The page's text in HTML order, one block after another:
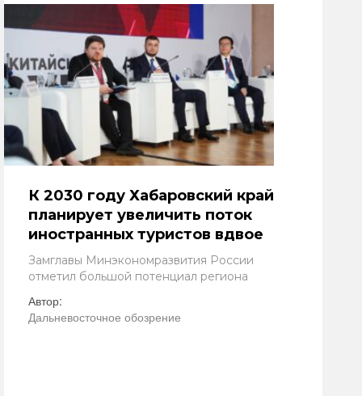
К 2030 году Хабаровский край
планирует увеличить поток
иностранных туристов вдвое
Замглавы Минэкономразвития России
отметил большой потенциал региона
Автор:
Дальневосточное обозрение